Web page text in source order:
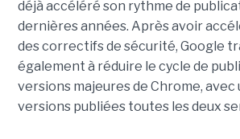
déjà accéléré son rythme de
dernières années. Après avoir
des correctifs de sécurité, Google
également à réduire le cycle de
versions majeures de Chrome,
versions publiées toutes les deux